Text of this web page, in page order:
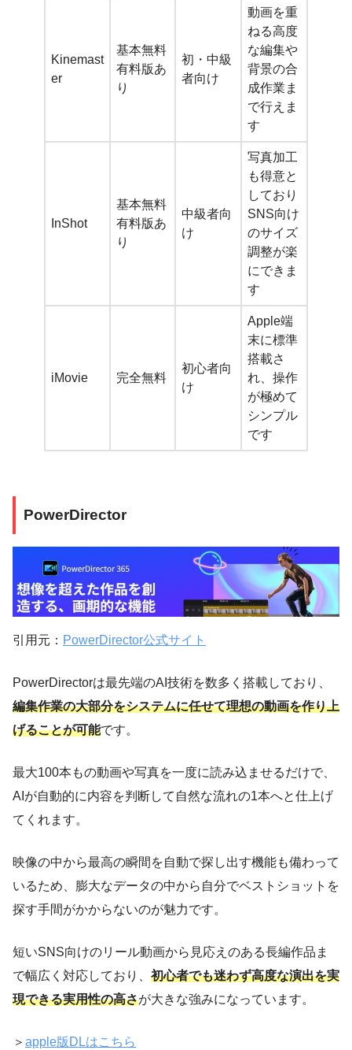
Kinemast
er
基本無料
有料版あ
り
初・中級
者向け
動画を重
ねる高度
な編集や
背景の合
成作業ま
で行えま
す
InShot
基本無料
有料版あ
り
中級者向
け
写真加工
も得意と
しており
SNS向け
のサイズ
調整が楽
にできま
す
iMovie 完全無料
初心者向
け
Apple端
末に標準
搭載さ
れ、操作
が極めて
シンプル
です
PowerDirector
引用元： PowerDirector公式サイト
PowerDirectorは最先端のAI技術を数多く搭載しており、
編集作業の大部分をシステムに任せて理想の動画を作り上
げることが可能です。
最大100本もの動画や写真を一度に読み込ませるだけで、
AIが自動的に内容を判断して自然な流れの1本へと仕上げ
てくれます。
映像の中から最高の瞬間を自動で探し出す機能も備わって
いるため、膨大なデータの中から自分でベストショットを
探す手間がかからないのが魅力です。
短いSNS向けのリール動画から見応えのある長編作品ま
で幅広く対応しており、 初心者でも迷わず高度な演出を実
現できる実用性の高さが大きな強みになっています。
＞ apple版DLはこちら